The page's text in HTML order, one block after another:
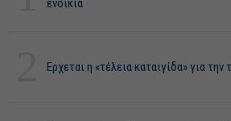
Ερχεται η «τέλεια καταιγίδα» για την